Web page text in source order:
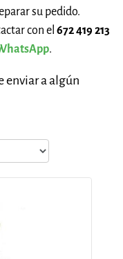
su pedido.
con el 672 419 213
.
enviar a algún